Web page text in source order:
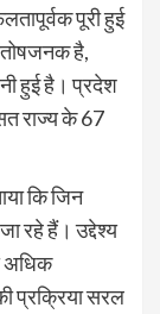
पूरी हुई
है,
हुई है। प्रदेश
राज्य के 67
कि जिन
रहे हैं। उद्देश्य
अधिक
प्रक्रिया सरल